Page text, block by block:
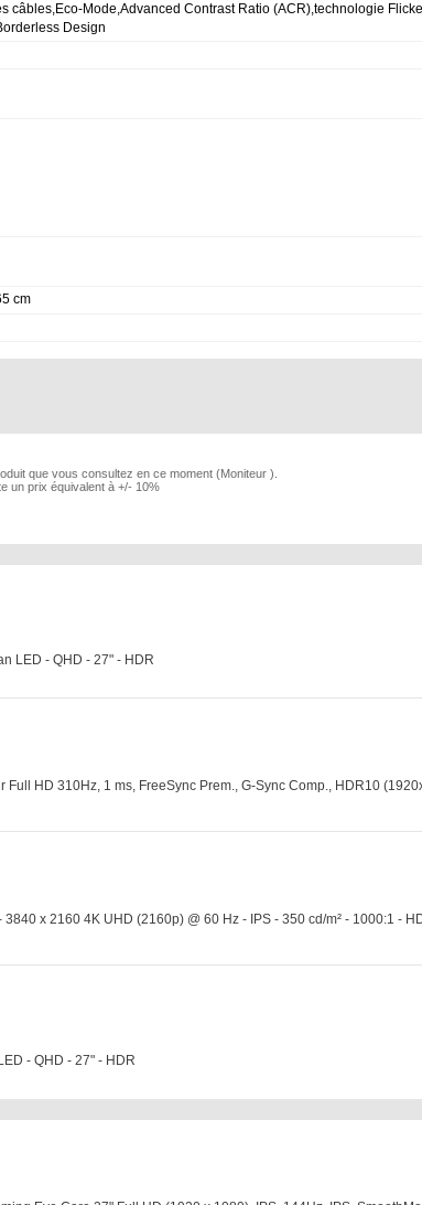
câbles,Eco-Mode,Advanced Contrast Ratio (ACR),technologie
Design
cm
que vous consultez en ce moment (Moniteur ).
un prix équivalent à +/- 10%
LED - QHD - 27" - HDR
Full HD 310Hz, 1 ms, FreeSync Prem., G-Sync Comp., HDR10
x 2160 4K UHD (2160p) @ 60 Hz - IPS - 350 cd/m² - 1000:1 -
- QHD - 27" - HDR